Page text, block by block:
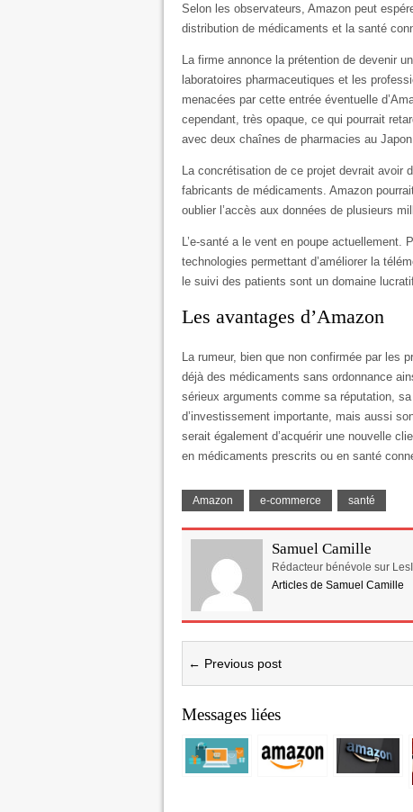
Selon les observateurs, Amazon peut
distribution de médicaments et la santé
La firme annonce la prétention de devenir
laboratoires pharmaceutiques et les
menacées par cette entrée éventuelle
cependant, très opaque, ce qui pourrait
avec deux chaînes de pharmacies au Japon.
La concrétisation de ce projet devrait avoir
fabricants de médicaments. Amazon
oublier l’accès aux données de plusieurs
L’e-santé a le vent en poupe actuellement.
technologies permettant d’améliorer la
le suivi des patients sont un domaine
Les avantages d’Amazon
La rumeur, bien que non confirmée par les
déjà des médicaments sans ordonnance
sérieux arguments comme sa réputation,
d’investissement importante, mais aussi
serait également d’acquérir une nouvelle
en médicaments prescrits ou en santé
Amazon e-commerce santé
Samuel Camille
Rédacteur bénévole sur
Articles de Samuel Camille
← Previous post
Messages liées